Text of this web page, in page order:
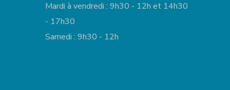
Mardi à vendredi : 9h30 - 12h et 14h30
- 17h30
Samedi : 9h30 - 12h